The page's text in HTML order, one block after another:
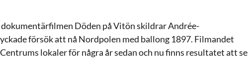
Döden på Vitön skildrar Andrée-
försök att nå Nordpolen med ballong 1897. Filmandet
lokaler för några år sedan och nu finns resultatet att se